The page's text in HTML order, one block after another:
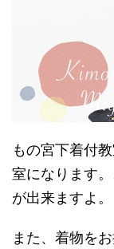
もの宮下着付
室になります
が出来ますよ。
また、着物を